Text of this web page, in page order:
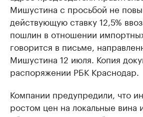
Мишустина с просьбой не
действующую ставку 12,5%
пошлин в отношении
говорится в письме,
Мишустина 12 июля. Копия
распоряжении РБК Краснодар.
Компании предупредили, что
ростом цен на локальные вина